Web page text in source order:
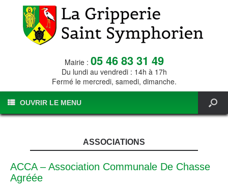
Mairie : 05 46 83 31 49
Du lundi au vendredi : 14h à 17h
Fermé le mercredi, samedi, dimanche.
OUVRIR LE MENU
ASSOCIATIONS
ACCA – Association Communale De Chasse
Agréée